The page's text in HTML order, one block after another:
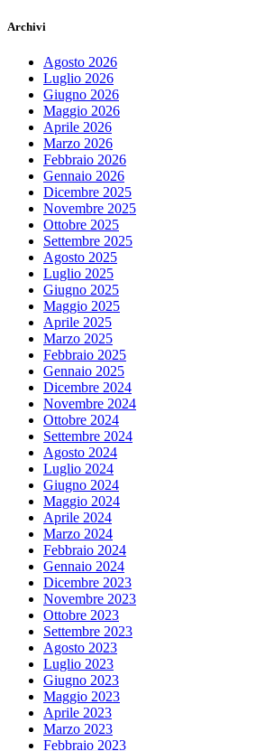
Archivi
Agosto 2026
Luglio 2026
Giugno 2026
Maggio 2026
Aprile 2026
Marzo 2026
Febbraio 2026
Gennaio 2026
Dicembre 2025
Novembre 2025
Ottobre 2025
Settembre 2025
Agosto 2025
Luglio 2025
Giugno 2025
Maggio 2025
Aprile 2025
Marzo 2025
Febbraio 2025
Gennaio 2025
Dicembre 2024
Novembre 2024
Ottobre 2024
Settembre 2024
Agosto 2024
Luglio 2024
Giugno 2024
Maggio 2024
Aprile 2024
Marzo 2024
Febbraio 2024
Gennaio 2024
Dicembre 2023
Novembre 2023
Ottobre 2023
Settembre 2023
Agosto 2023
Luglio 2023
Giugno 2023
Maggio 2023
Aprile 2023
Marzo 2023
Febbraio 2023